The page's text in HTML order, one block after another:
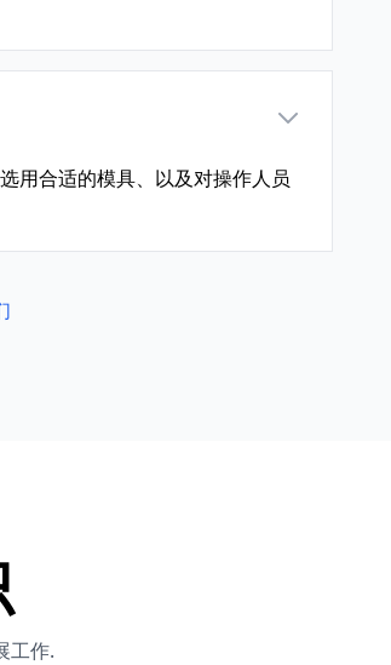
用合适的模具、以及对操作人员
工作.